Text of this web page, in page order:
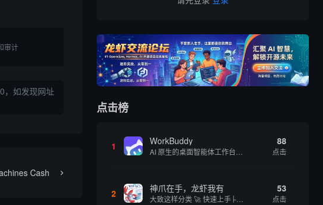
审计
，如发现网址
Cash
点击榜
1 WorkBuddy 88
点击
2 神爪在手，龙虾我有 53
点击